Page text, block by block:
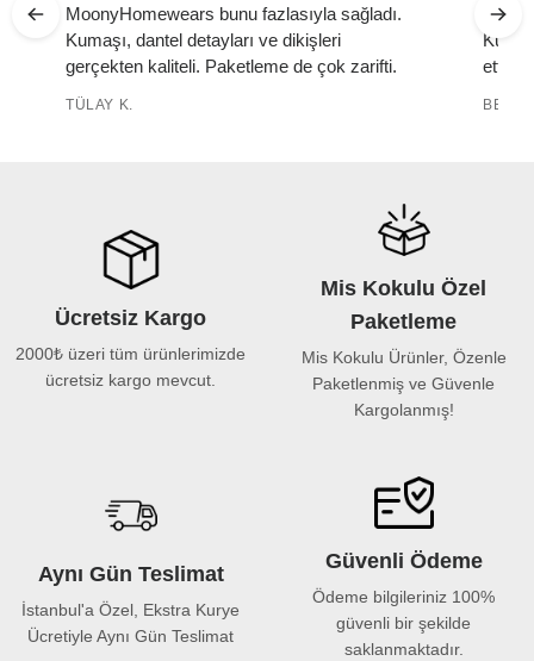
MoonyHomewears bunu fazlasıyla sağladı.
Kumaşı, dantel detayları ve dikişleri
gerçekten kaliteli. Paketleme de çok zarifti.
TÜLAY K.
etti.
Ücretsiz Kargo
2000₺ üzeri tüm ürünlerimizde
ücretsiz kargo mevcut.
Mis Kokulu Özel
Paketleme
Mis Kokulu Ürünler, Özenle
Paketlenmiş ve Güvenle
Kargolanmış!
Aynı Gün Teslimat
İstanbul'a Özel, Ekstra Kurye
Ücretiyle Aynı Gün Teslimat
Güvenli Ödeme
Ödeme bilgileriniz 100%
güvenli bir şekilde
saklanmaktadır.